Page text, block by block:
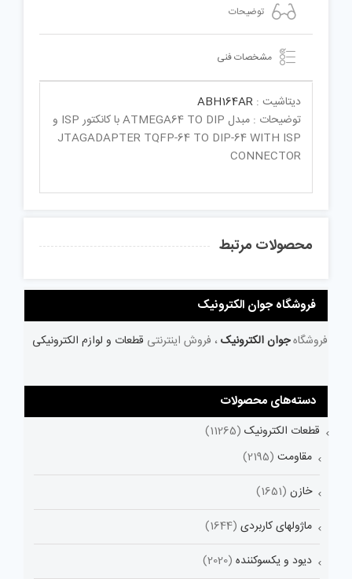
توضیحات
مشخصات فنی
دیتاشیت : ABH164AR
توضیحات : مبدل ATMEGA64 TO DIP با کانکتور ISP و
JTAGADAPTER TQFP-64 TO DIP-64 WITH ISP
CONNECTOR
محصولات مرتبط
فروشگاه جوان الکترونیک
فروشگاهجوان الکترونیک ، فروش اینترنتی قطعات و لوازم الکترونیکی
دسته‌های محصولات
قطعات الکترونیک (11265)
مقاومت (2195)
خازن (1651)
ماژولهای کاربردی (1644)
دیود و یکسوکننده (2020)